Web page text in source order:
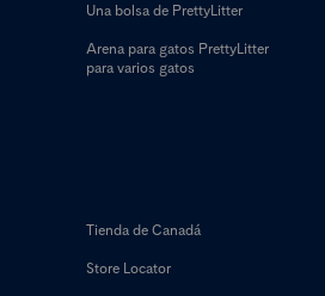
Una bolsa de PrettyLitter
Arena para gatos PrettyLitter
para varios gatos
Tienda de Canadá
Store Locator